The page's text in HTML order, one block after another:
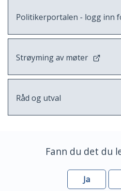
Politikerportalen - logg inn
Strøyming av møter
Råd og utval
Fann du det du
Ja